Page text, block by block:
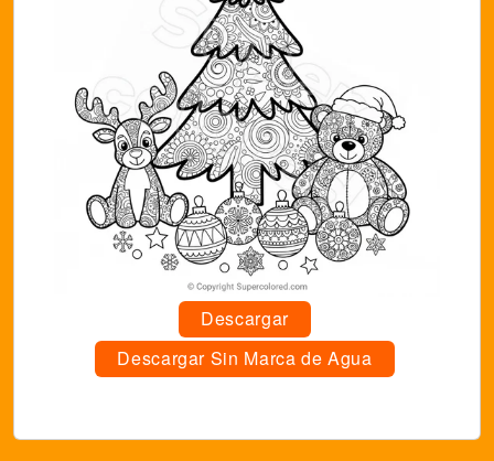
Descargar
Descargar Sin Marca de Agua